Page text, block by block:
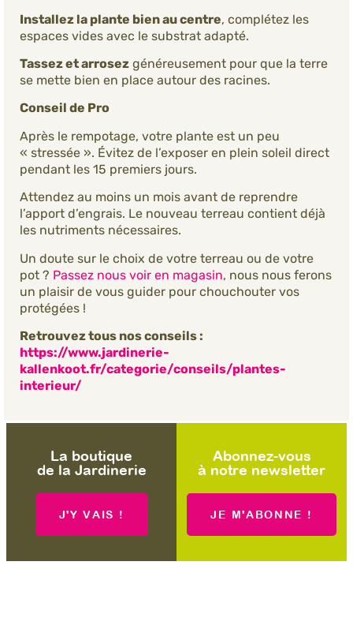
Installez la plante bien au centre, complétez les
espaces vides avec le substrat adapté.
Tassez et arrosez généreusement pour que la terre
se mette bien en place autour des racines.
Conseil de Pro
Après le rempotage, votre plante est un peu
« stressée ». Évitez de l’exposer en plein soleil direct
pendant les 15 premiers jours.
Attendez au moins un mois avant de reprendre
l’apport d’engrais. Le nouveau terreau contient déjà
les nutriments nécessaires.
Un doute sur le choix de votre terreau ou de votre
pot ? Passez nous voir en magasin, nous nous ferons
un plaisir de vous guider pour chouchouter vos
protégées !
Retrouvez tous nos conseils :
https://www.jardinerie-
kallenkoot.fr/categorie/conseils/plantes-
interieur/
La boutique
de la Jardinerie
J'Y VAIS !
Abonnez-vous
à notre newsletter
JE M'ABONNE !